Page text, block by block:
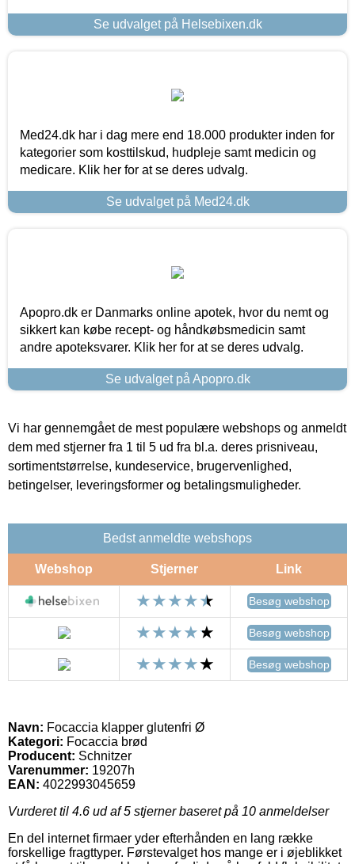
Se udvalget på Helsebixen.dk
Med24.dk har i dag mere end 18.000 produkter inden for
kategorier som kosttilskud, hudpleje samt medicin og
medicare. Klik her for at se deres udvalg.
Se udvalget på Med24.dk
Apopro.dk er Danmarks online apotek, hvor du nemt og
sikkert kan købe recept- og håndkøbsmedicin samt
andre apoteksvarer. Klik her for at se deres udvalg.
Se udvalget på Apopro.dk
Vi har gennemgået de mest populære webshops og anmeldt
dem med stjerner fra 1 til 5 ud fra bl.a. deres prisniveau,
sortimentstørrelse, kundeservice, brugervenlighed,
betingelser, leveringsformer og betalingsmuligheder.
Bedst anmeldte webshops
Webshop Stjerner Link
Besøg webshop
Besøg webshop
Besøg webshop
Navn: Focaccia klapper glutenfri Ø
Kategori: Focaccia brød
Producent: Schnitzer
Varenummer: 19207h
EAN: 4022993045659
Vurderet til 4.6 ud af 5 stjerner baseret på 10 anmeldelser
En del internet firmaer yder efterhånden en lang række
forskellige fragttyper. Førstevalget hos mange er i øjeblikket